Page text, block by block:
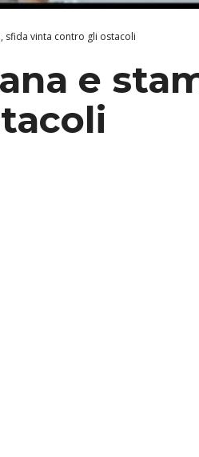
sfida vinta contro gli ostacoli
e